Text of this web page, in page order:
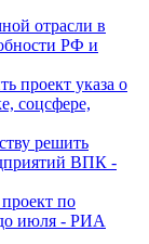
отрасли в
РФ и
проект указа о
соцсфере,
решить
ВПК -
по
июля - РИА